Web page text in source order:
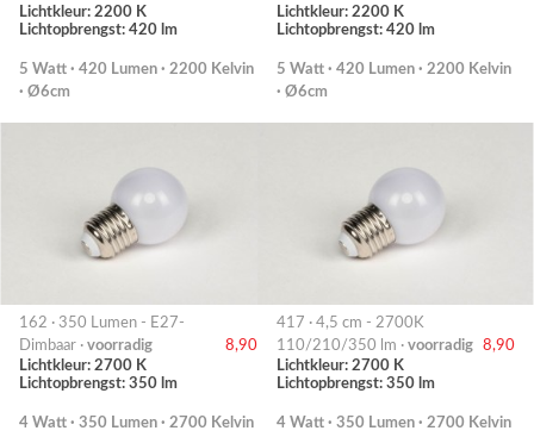
Lichtkleur: 2200 K
Lichtopbrengst: 420 lm
5 Watt · 420 Lumen · 2200 Kelvin
· Ø6cm
Lichtkleur: 2200 K
Lichtopbrengst: 420 lm
5 Watt · 420 Lumen · 2200 Kelvin
· Ø6cm
162 · 350 Lumen - E27-
Dimbaar · voorradig
8,90
Lichtkleur: 2700 K
Lichtopbrengst: 350 lm
4 Watt · 350 Lumen · 2700 Kelvin
417 · 4,5 cm - 2700K
110/210/350 lm · voorradig
8,90
Lichtkleur: 2700 K
Lichtopbrengst: 350 lm
4 Watt · 350 Lumen · 2700 Kelvin